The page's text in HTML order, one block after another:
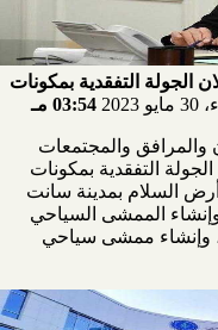
الجولة التفقدية بمكونات
2023 03:54 مـ
والمرافق والمجتمعات
الجولة التفقدية بمكونات
السلام بمدينة سانت
وإنشاء الممشى السياحي
وإنشاء ممشى سياحي